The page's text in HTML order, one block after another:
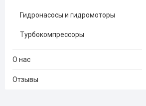
Гидронасосы и гидромоторы
Турбокомпрессоры
О нас
Отзывы